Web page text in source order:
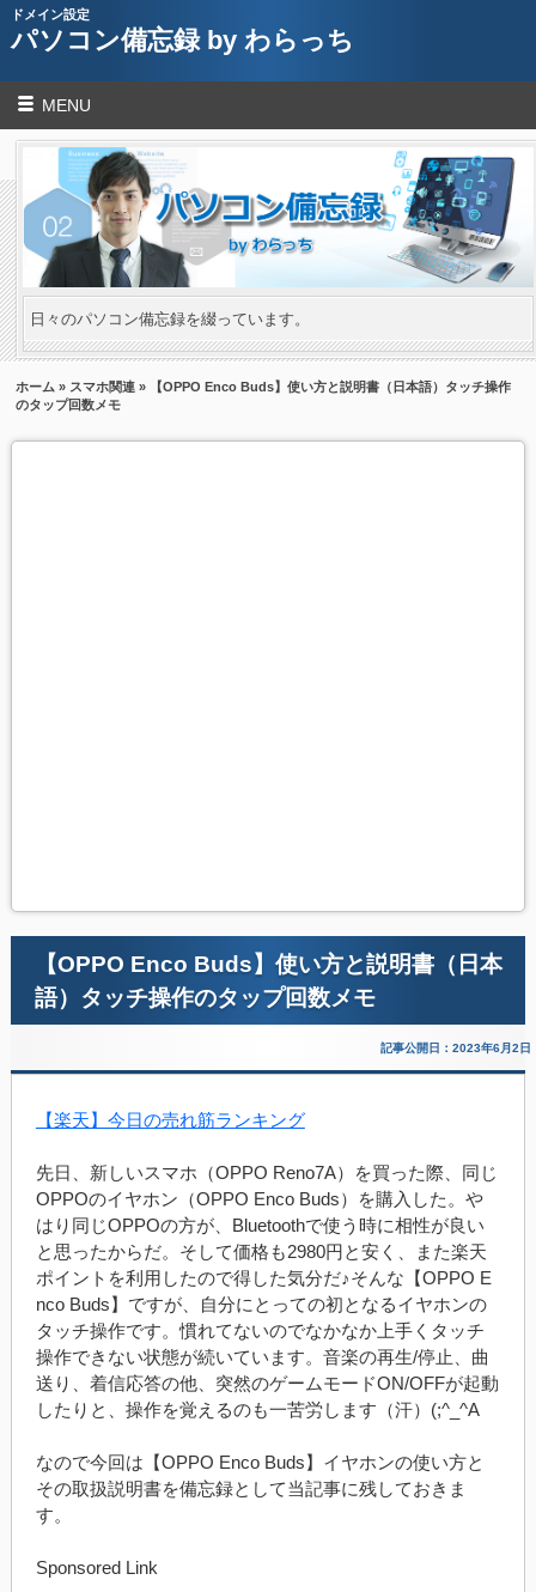
ドメイン設定
パソコン備忘録 by わらっち
MENU
日々のパソコン備忘録を綴っています。
ホーム » スマホ関連 » 【OPPO Enco Buds】使い方と説明書（日本語）タッチ操作
のタップ回数メモ
【OPPO Enco Buds】使い方と説明書（日本
語）タッチ操作のタップ回数メモ
記事公開日：2023年6月2日
【楽天】今日の売れ筋ランキング
先日、新しいスマホ（OPPO Reno7A）を買った際、同じ
OPPOのイヤホン（OPPO Enco Buds）を購入した。や
はり同じOPPOの方が、Bluetoothで使う時に相性が良い
と思ったからだ。そして価格も2980円と安く、また楽天
ポイントを利用したので得した気分だ♪そんな【OPPO E
nco Buds】ですが、自分にとっての初となるイヤホンの
タッチ操作です。慣れてないのでなかなか上手くタッチ
操作できない状態が続いています。音楽の再生/停止、曲
送り、着信応答の他、突然のゲームモードON/OFFが起動
したりと、操作を覚えるのも一苦労します（汗）(;^_^A
なので今回は【OPPO Enco Buds】イヤホンの使い方と
その取扱説明書を備忘録として当記事に残しておきま
す。
Sponsored Link